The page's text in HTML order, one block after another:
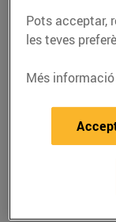
16/de gener/
Comença
Pots acceptar,
les teves
Més